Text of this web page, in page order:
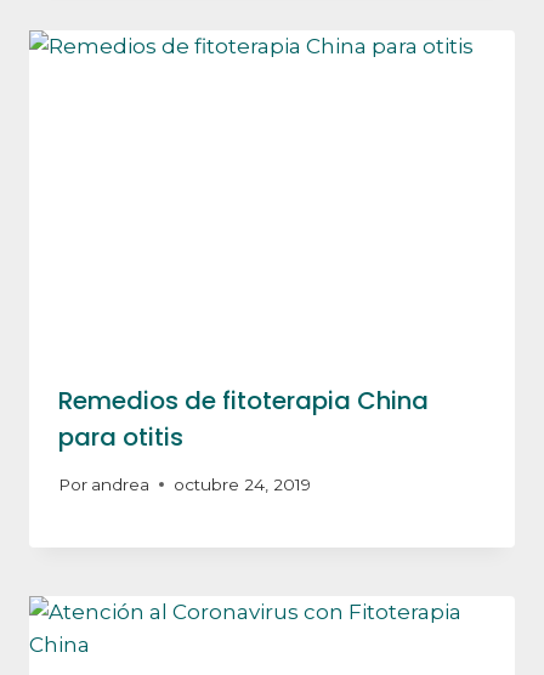
Remedios de fitoterapia China
para otitis
Por andrea octubre 24, 2019